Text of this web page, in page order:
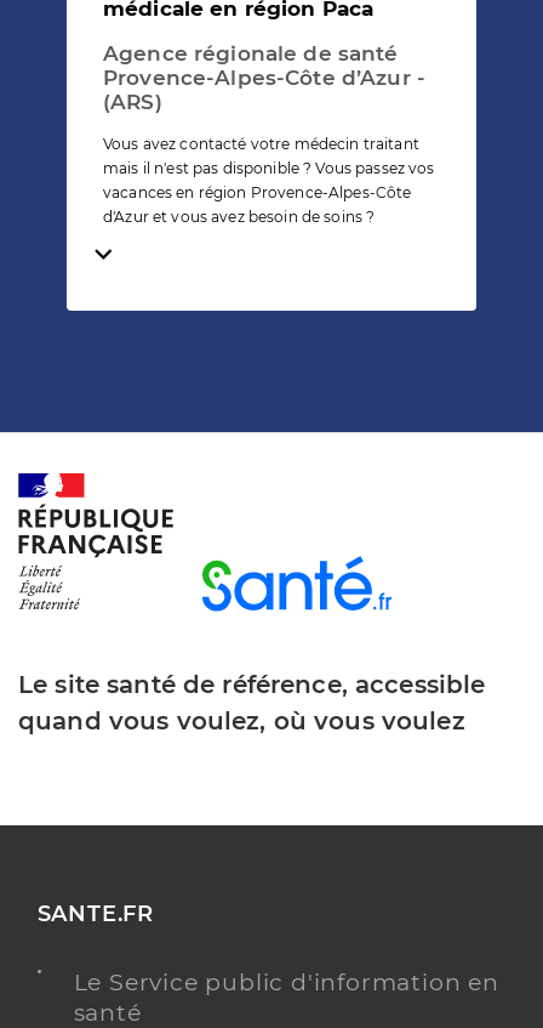
médicale en région Paca
Agence régionale de santé
Provence-Alpes-Côte d’Azur -
(ARS)
Vous avez contacté votre médecin traitant
mais il n'est pas disponible ? Vous passez vos
vacances en région Provence-Alpes-Côte
d'Azur et vous avez besoin de soins ?
Temps de lecture
Le site santé de référence, accessible
quand vous voulez, où vous voulez
SANTE.FR
Le Service public d'information en
santé